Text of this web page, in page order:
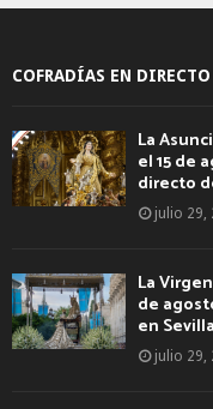
COFRADÍAS EN DIRECTO
La
el 15 de
directo
julio 29,
La
de
en Sevilla
julio 29,